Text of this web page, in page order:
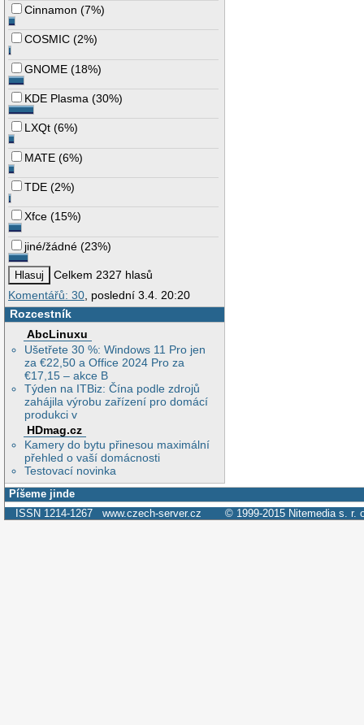
Cinnamon (7%)
COSMIC (2%)
GNOME (18%)
KDE Plasma (30%)
LXQt (6%)
MATE (6%)
TDE (2%)
Xfce (15%)
jiné/žádné (23%)
Celkem 2327 hlasů
Komentářů: 30, poslední 3.4. 20:20
Rozcestník
AbcLinuxu
Ušetřete 30 %: Windows 11 Pro jen
za €22,50 a Office 2024 Pro za
€17,15 – akce B
Týden na ITBiz: Čína podle zdrojů
zahájila výrobu zařízení pro domácí
produkci v
HDmag.cz
Kamery do bytu přinesou maximální
přehled o vaší domácnosti
Testovací novinka
Píšeme jinde
ISSN 1214-1267 www.czech-server.cz © 1999-2015 Nitemedia s. r.